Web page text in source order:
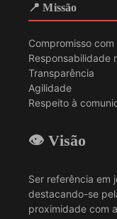
📍 Missão
Compromisso
Responsabilidade
Transparência
Agilidade
Respeito à
👁️ Visão
Ser referência em
destacando-se
proximidade com